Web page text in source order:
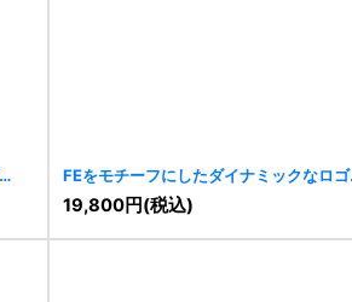
FEをモチーフにしたダイナミックなロゴ
[7824]
19,800円(税込)